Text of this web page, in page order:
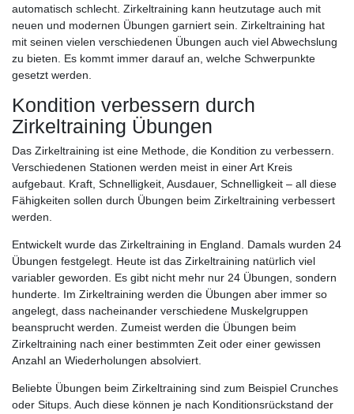
automatisch schlecht. Zirkeltraining kann heutzutage auch mit
neuen und modernen Übungen garniert sein. Zirkeltraining hat
mit seinen vielen verschiedenen Übungen auch viel Abwechslung
zu bieten. Es kommt immer darauf an, welche Schwerpunkte
gesetzt werden.
Kondition verbessern durch
Zirkeltraining Übungen
Das Zirkeltraining ist eine Methode, die Kondition zu verbessern.
Verschiedenen Stationen werden meist in einer Art Kreis
aufgebaut. Kraft, Schnelligkeit, Ausdauer, Schnelligkeit – all diese
Fähigkeiten sollen durch Übungen beim Zirkeltraining verbessert
werden.
Entwickelt wurde das Zirkeltraining in England. Damals wurden 24
Übungen festgelegt. Heute ist das Zirkeltraining natürlich viel
variabler geworden. Es gibt nicht mehr nur 24 Übungen, sondern
hunderte. Im Zirkeltraining werden die Übungen aber immer so
angelegt, dass nacheinander verschiedene Muskelgruppen
beansprucht werden. Zumeist werden die Übungen beim
Zirkeltraining nach einer bestimmten Zeit oder einer gewissen
Anzahl an Wiederholungen absolviert.
Beliebte Übungen beim Zirkeltraining sind zum Beispiel Crunches
oder Situps. Auch diese können je nach Konditionsrückstand der